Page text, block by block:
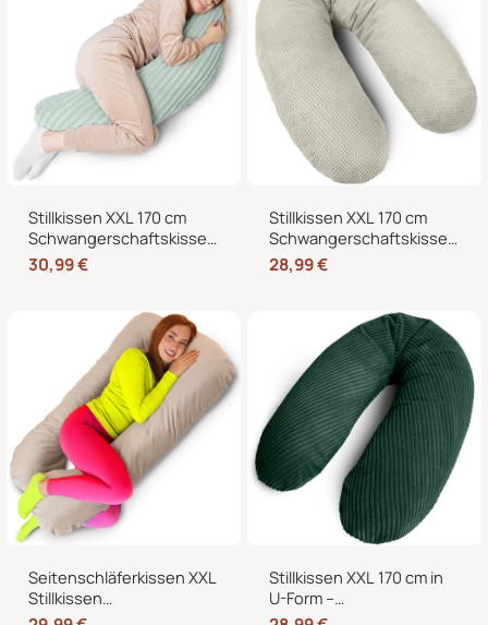
Stillkissen XXL 170 cm
Schwangerschaftskissen
Seitenschläferkissen U-
Form – Lagerungskissen
abnehmbarem Bezug
30,99€
Stillkissen XXL 170 cm
Schwangerschaftskissen
Seitenschläferkissen U-
Form mit abnehmbarem
28,99€
Seitenschläferkissen XXL
Stillkissen
Schwangerschaftskissen
Stillkissen XXL 170 cm in
U-Form –
Schwangerschaftskissen,